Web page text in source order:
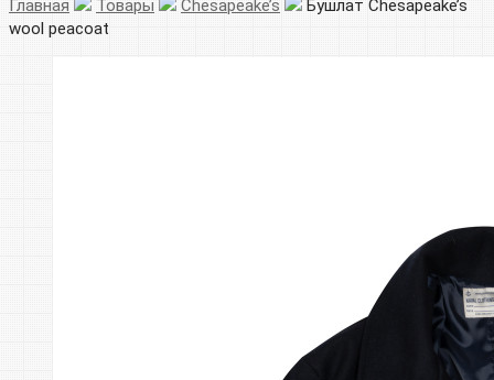
Главная Товары Chesapeake’s
Бушлат Chesapeake’s
wool peacoat